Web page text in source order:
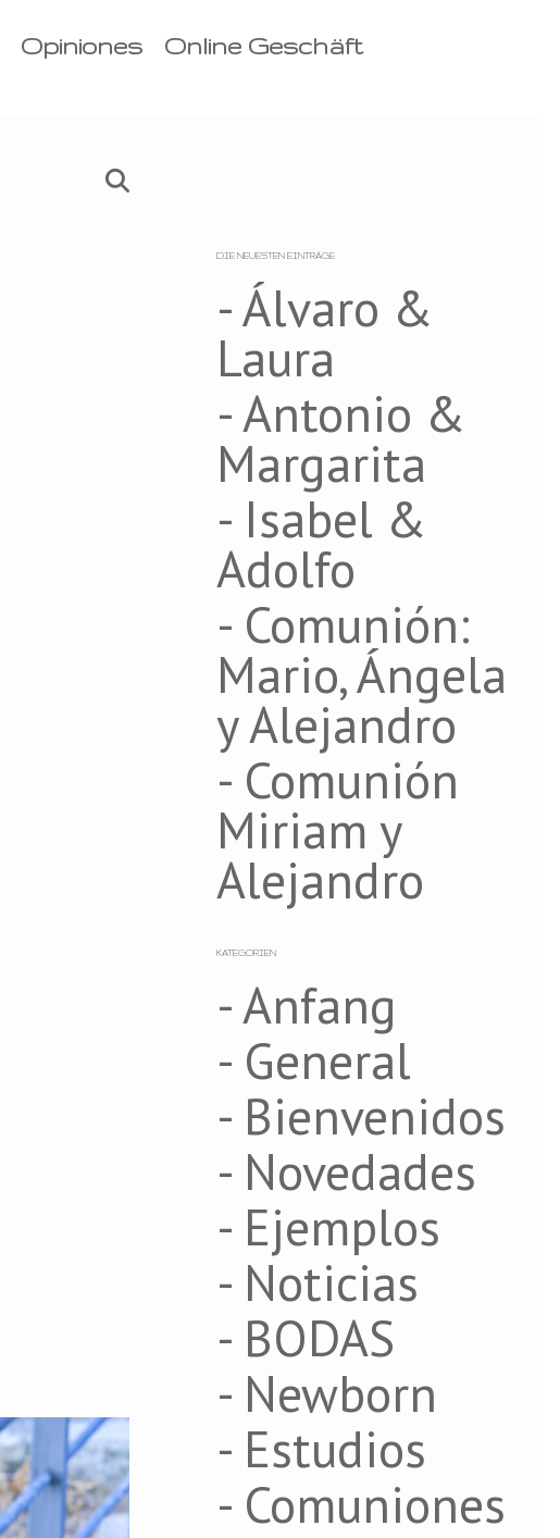
Opiniones Online Geschäft
DIE NEUESTEN EINTRÄGE
- Álvaro &
Laura
- Antonio &
Margarita
- Isabel &
Adolfo
- Comunión:
Mario, Ángela
y Alejandro
- Comunión
Miriam y
Alejandro
KATEGORIEN
- Anfang
- General
- Bienvenidos
- Novedades
- Ejemplos
- Noticias
- BODAS
- Newborn
- Estudios
- Comuniones